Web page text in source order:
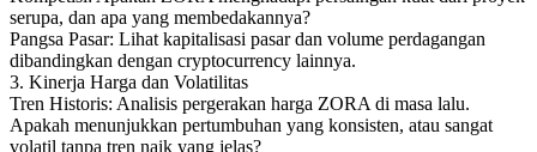
serupa, dan apa yang membedakannya?
Pangsa Pasar: Lihat kapitalisasi pasar dan volume perdagangan
dibandingkan dengan cryptocurrency lainnya.
3. Kinerja Harga dan Volatilitas
Tren Historis: Analisis pergerakan harga ZORA di masa lalu.
Apakah menunjukkan pertumbuhan yang konsisten, atau sangat
volatil tanpa tren naik yang jelas?